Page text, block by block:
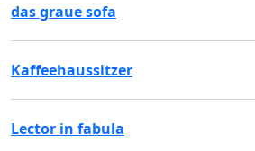
das graue sofa
Kaffeehaussitzer
Lector in fabula